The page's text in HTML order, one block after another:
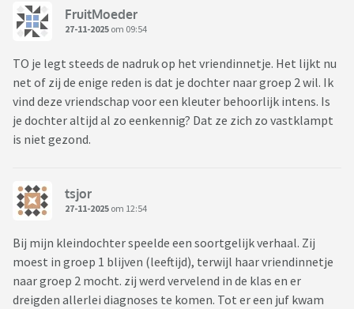
FruitMoeder
27-11-2025 om 09:54
TO je legt steeds de nadruk op het vriendinnetje. Het lijkt nu
net of zij de enige reden is dat je dochter naar groep 2 wil. Ik
vind deze vriendschap voor een kleuter behoorlijk intens. Is
je dochter altijd al zo eenkennig? Dat ze zich zo vastklampt
is niet gezond.
tsjor
27-11-2025 om 12:54
Bij mijn kleindochter speelde een soortgelijk verhaal. Zij
moest in groep 1 blijven (leeftijd), terwijl haar vriendinnetje
naar groep 2 mocht. zij werd vervelend in de klas en er
dreigden allerlei diagnoses te komen. Tot er een juf kwam